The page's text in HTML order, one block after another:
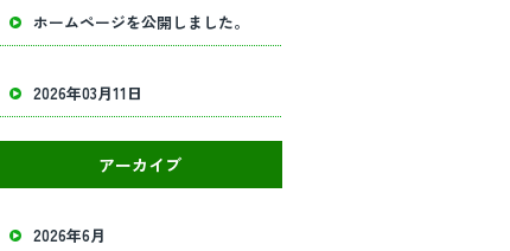
ホームページを公開しました。
2026年03月11日
アーカイブ
2026年6月